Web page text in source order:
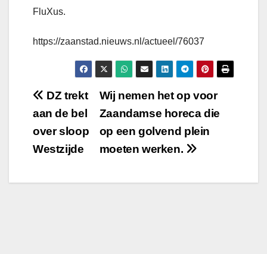
FluXus.
https://zaanstad.nieuws.nl/actueel/76037
Bericht
navigatie
Wij nemen het op voor
Zaandamse horeca die
op een golvend plein
moeten werken.
DZ trekt
aan de bel
over sloop
Westzijde